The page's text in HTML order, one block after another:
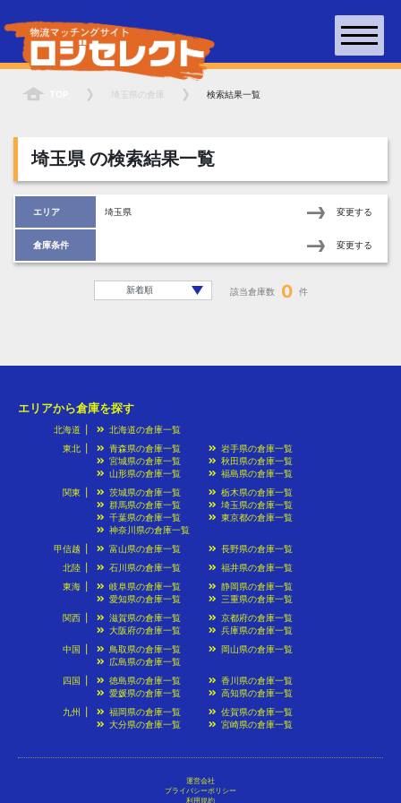
埼玉県 の倉庫 検索結果一覧
埼玉県の検索結果一覧
エリア 埼玉県 変更する
倉庫条件 変更する
該当倉庫数 0 件
エリアから倉庫を探す
北海道
北海道の倉庫一覧
東北
青森県の倉庫一覧
岩手県の倉庫一覧
宮城県の倉庫一覧
秋田県の倉庫一覧
山形県の倉庫一覧
福島県の倉庫一覧
関東
茨城県の倉庫一覧
栃木県の倉庫一覧
群馬県の倉庫一覧
埼玉県の倉庫一覧
千葉県の倉庫一覧
東京都の倉庫一覧
神奈川県の倉庫一覧
甲信越
富山県の倉庫一覧
長野県の倉庫一覧
北陸
石川県の倉庫一覧
福井県の倉庫一覧
東海
岐阜県の倉庫一覧
静岡県の倉庫一覧
愛知県の倉庫一覧
三重県の倉庫一覧
関西
滋賀県の倉庫一覧
京都府の倉庫一覧
大阪府の倉庫一覧
兵庫県の倉庫一覧
中国
鳥取県の倉庫一覧
岡山県の倉庫一覧
広島県の倉庫一覧
四国
徳島県の倉庫一覧
香川県の倉庫一覧
愛媛県の倉庫一覧
高知県の倉庫一覧
九州
福岡県の倉庫一覧
佐賀県の倉庫一覧
大分県の倉庫一覧
宮崎県の倉庫一覧
運営会社
プライバシーポリシー
利用規約